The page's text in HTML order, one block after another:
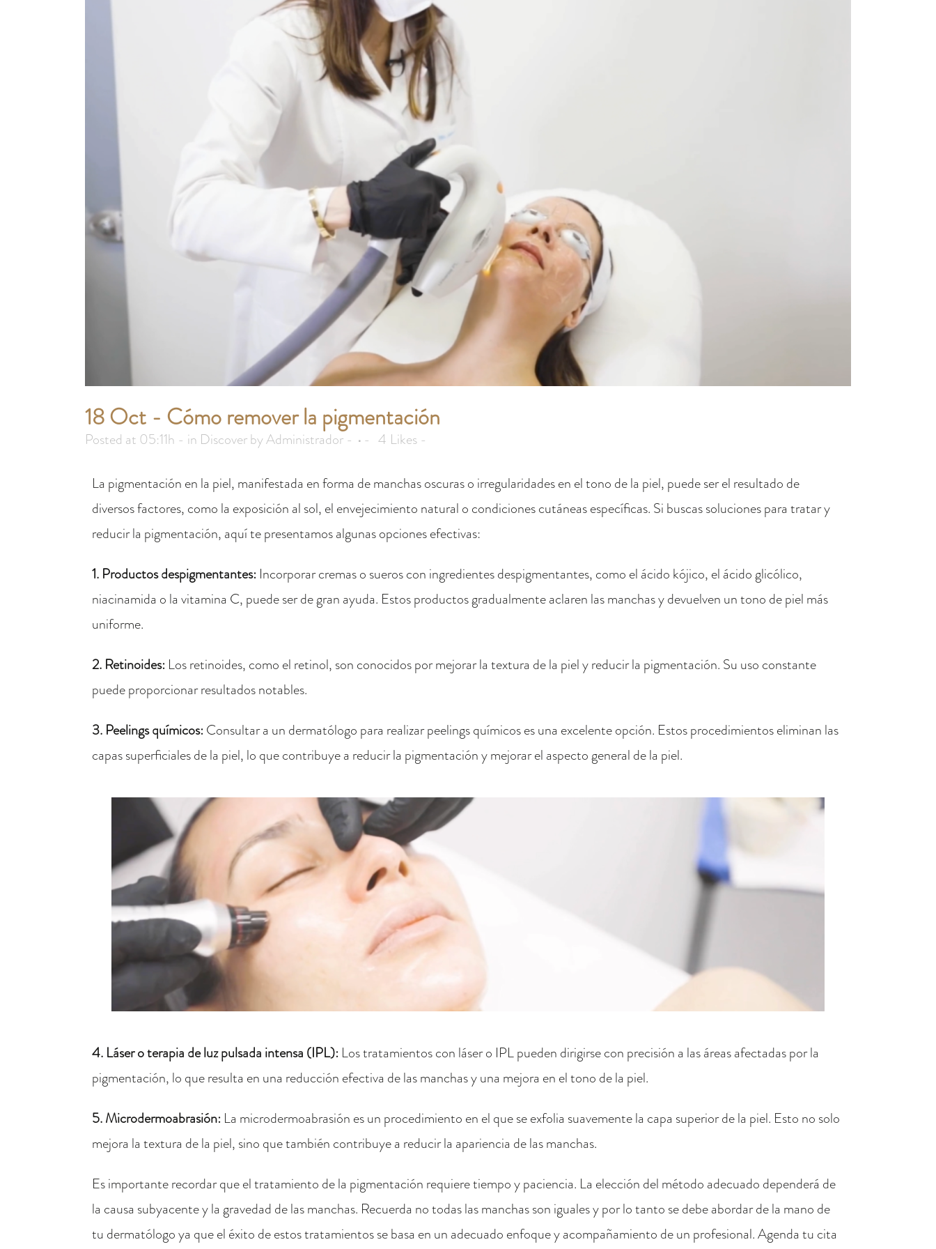
18 Oct Cómo remover la pigmentación
Posted at 05:11h in DiscoverbyAdministrador 4 Likes
La pigmentación en la piel, manifestada en forma de manchas oscuras o irregularidades en el tono de la piel, puede ser el resultado de
diversos factores, como la exposición al sol, el envejecimiento natural o condiciones cutáneas específicas. Si buscas soluciones para tratar y
reducir la pigmentación, aquí te presentamos algunas opciones efectivas:
1. Productos despigmentantes: Incorporar cremas o sueros con ingredientes despigmentantes, como el ácido kójico, el ácido glicólico,
niacinamida o la vitamina C, puede ser de gran ayuda. Estos productos gradualmente aclaren las manchas y devuelven un tono de piel más
uniforme.
2. Retinoides: Los retinoides, como el retinol, son conocidos por mejorar la textura de la piel y reducir la pigmentación. Su uso constante
puede proporcionar resultados notables.
3. Peelings químicos:Consultar a un dermatólogo para realizar peelings químicos es una excelente opción. Estos procedimientos eliminan las
capas superficiales de la piel, lo que contribuye a reducir la pigmentación y mejorar el aspecto general de la piel.
4. Láser o terapia de luz pulsada intensa (IPL): Los tratamientos con láser o IPL pueden dirigirse con precisión a las áreas afectadas por la
pigmentación, lo que resulta en una reducción efectiva de las manchas y una mejora en el tono de la piel.
5. Microdermoabrasión: La microdermoabrasión es un procedimiento en el que se exfolia suavemente la capa superior de la piel. Esto no solo
mejora la textura de la piel, sino que también contribuye a reducir la apariencia de las manchas.
Es importante recordar que el tratamiento de la pigmentación requiere tiempo y paciencia. La elección del método adecuado dependerá de
la causa subyacente y la gravedad de las manchas. Recuerda no todas las manchas son iguales y por lo tanto se debe abordar de la mano de
tu dermatólogo ya que el éxito de estos tratamientos se basa en un adecuado enfoque y acompañamiento de un profesional. Agenda tu cita